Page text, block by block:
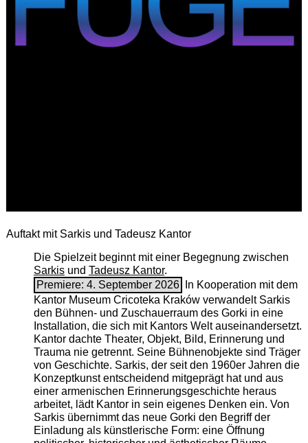
Auftakt mit Sarkis und Tadeusz Kantor
Die Spielzeit beginnt mit einer Begegnung zwischen
Sarkisund Tadeusz Kantor.
Premiere: 4. September 2026
In Kooperation mit dem
Kantor Museum Cricoteka Kraków verwandelt Sarkis
den Bühnen- und Zuschauerraum des Gorki in eine
Installation, die sich mit Kantors Welt auseinandersetzt.
Kantor dachte Theater, Objekt, Bild, Erinnerung und
Trauma nie getrennt. Seine Bühnenobjekte sind Träger
von Geschichte. Sarkis, der seit den 1960er Jahren die
Konzeptkunst entscheidend mitgeprägt hat und aus
einer armenischen ­Erinnerungsgeschichte heraus
arbeitet, lädt Kantor in sein eigenes Denken ein. Von
Sarkis übernimmt das neue Gorki den Begriff der
Einladung als künstlerische Form: eine Öffnung